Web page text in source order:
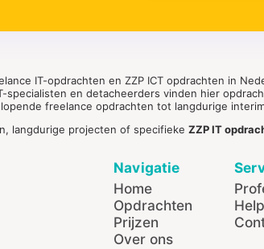
IT-opdrachten en ZZP ICT opdrachten in
specialisten en detacheerders vinden hier
freelance opdrachten tot langdurige
langdurige projecten of specifieke ZZP IT
Navigatie
Home
Opdrachten
Prijzen
Over ons
Help